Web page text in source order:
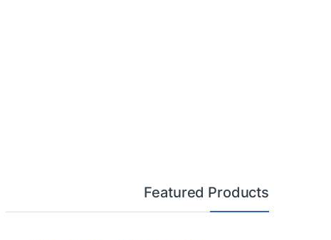
Featured Products